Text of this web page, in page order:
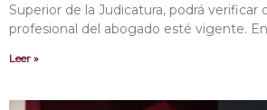
Superior de la Judicatura, podrá verificar
profesional del abogado esté vigente. En
Leer »